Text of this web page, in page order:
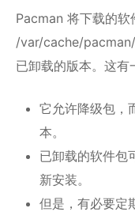
Pacman 将下载的软
/var/cache/
已卸载的版本。这有
它允许降级包，
本。
已卸载的软件包
新安装。
但是，有必要定